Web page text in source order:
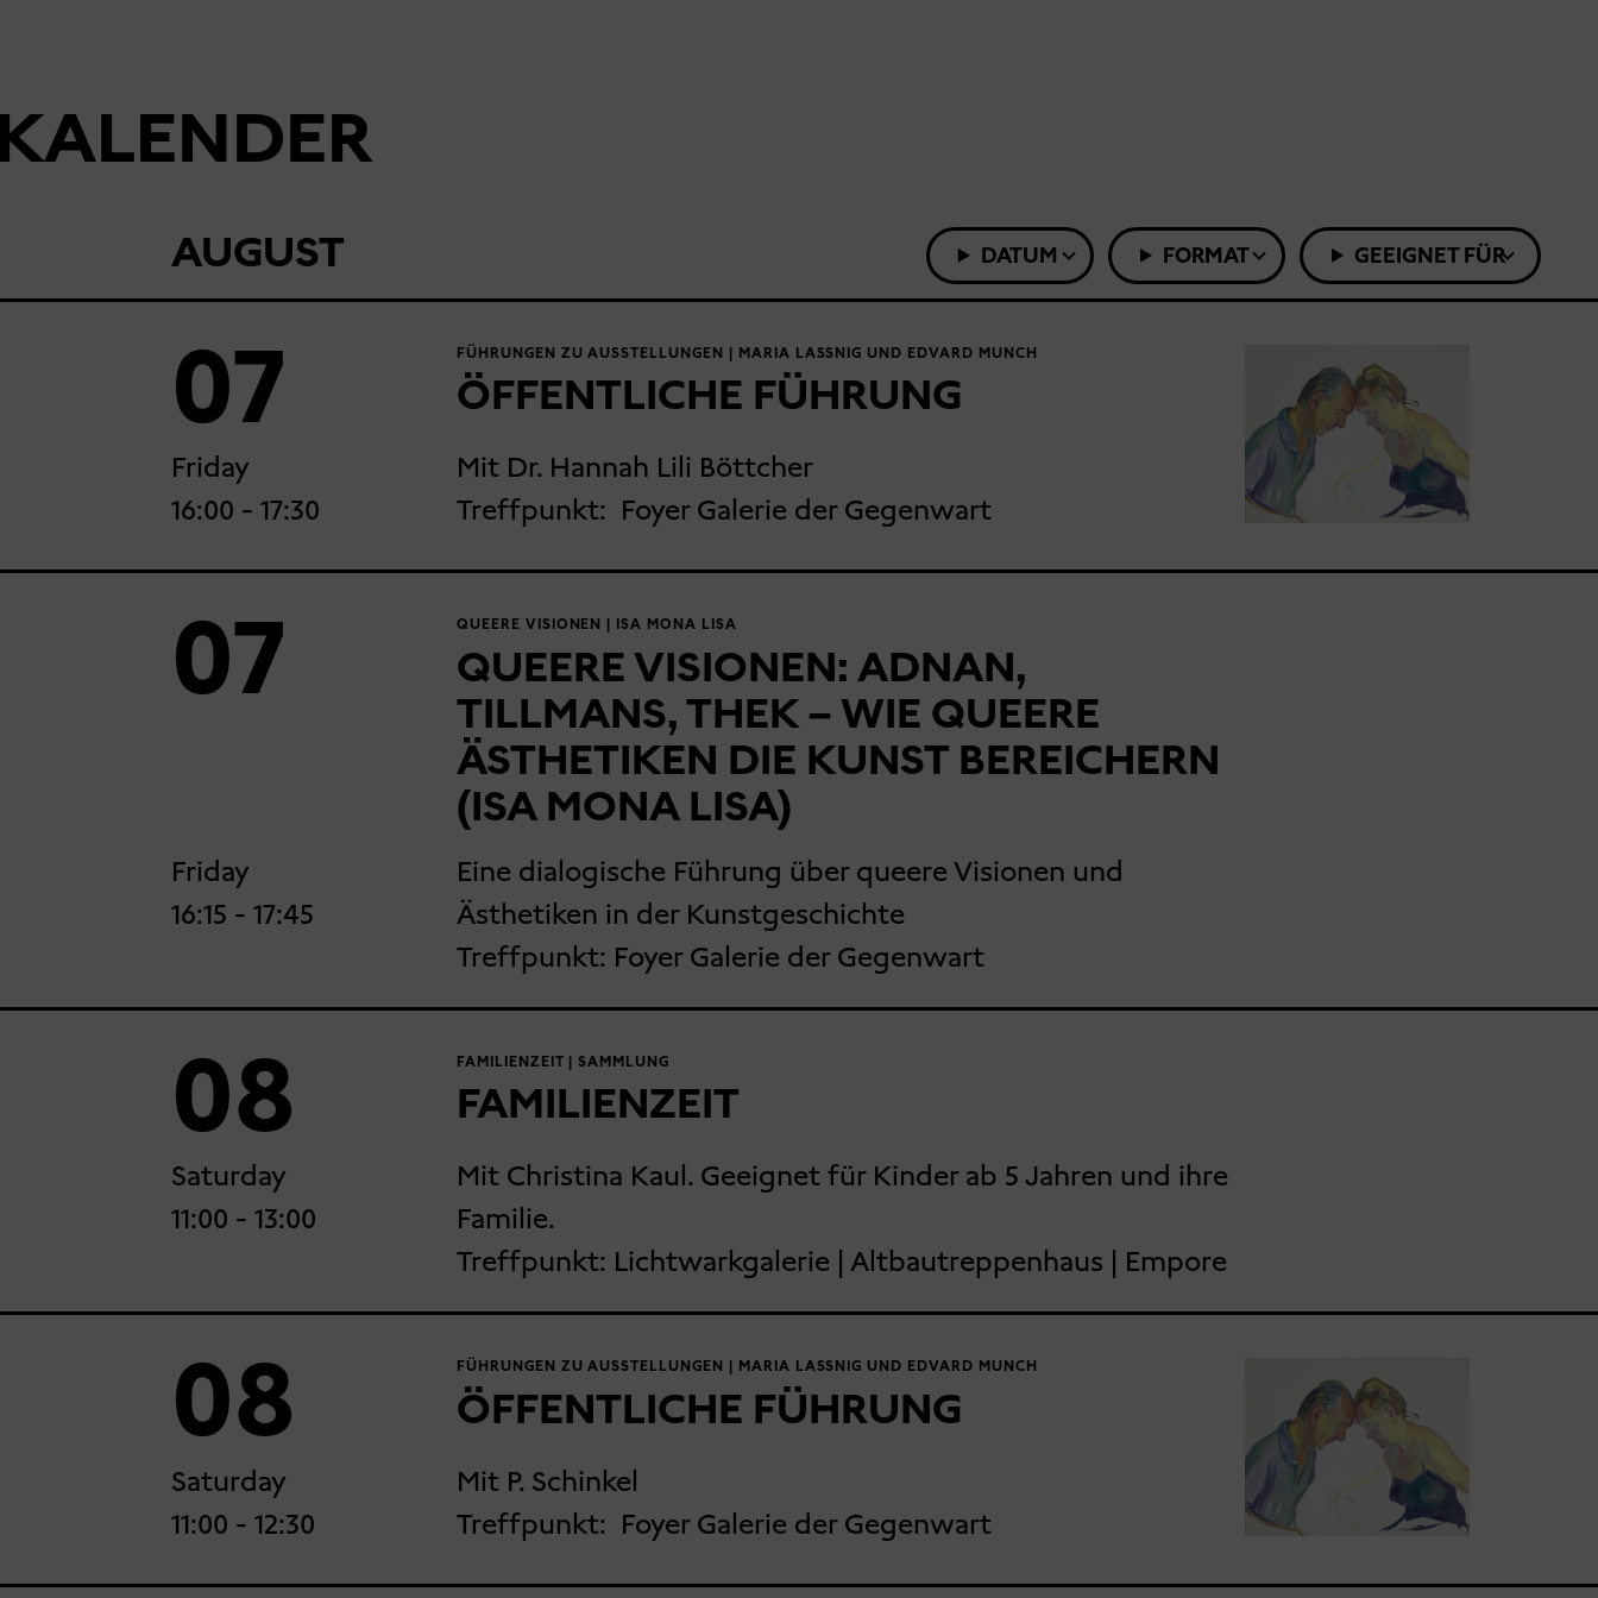
DATUM FORMAT GEEIGNET FÜR
AUGUST
07
Friday
16:00 - 17:30
FÜHRUNGEN ZU AUSSTELLUNGEN | MARIA LASSNIG UND EDVARD MUNCH
ÖFFENTLICHE FÜHRUNG
Mit Dr. Hannah Lili Böttcher
Treffpunkt: Foyer Galerie der Gegenwart
07
Friday
16:15 - 17:45
QUEERE VISIONEN | ISA MONA LISA
QUEERE VISIONEN: ADNAN,
TILLMANS, THEK – WIE QUEERE
ÄSTHETIKEN DIE KUNST BEREICHERN
(ISA MONA LISA)
Eine dialogische Führung über queere Visionen und
Ästhetiken in der Kunstgeschichte
Treffpunkt: Foyer Galerie der Gegenwart
08
Saturday
11:00 - 13:00
FAMILIENZEIT | SAMMLUNG
FAMILIENZEIT
Mit Christina Kaul. Geeignet für Kinder ab 5 Jahren und ihre
Familie.
Treffpunkt: Lichtwarkgalerie | Altbautreppenhaus | Empore
08
Saturday
11:00 - 12:30
FÜHRUNGEN ZU AUSSTELLUNGEN | MARIA LASSNIG UND EDVARD MUNCH
ÖFFENTLICHE FÜHRUNG
Mit P. Schinkel
Treffpunkt: Foyer Galerie der Gegenwart